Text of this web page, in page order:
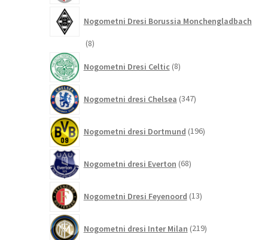
Nogometni Dresi Borussia Monchengladbach
88
Nogometni Dresi Celtic 8izdelkov
Nogometni dresi Chelsea 347izdelkov
Nogometni dresi Dortmund 196izdelkov
Nogometni dresi Everton 68izdelkov
Nogometni Dresi Feyenoord 13izdelkov
Nogometni dresi Inter Milan 219izdelkov